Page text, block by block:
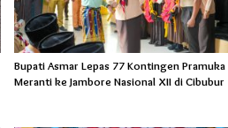
Bupati Asmar Lepas 77 Kontingen Pramuka
Meranti ke Jambore Nasional XII di Cibubur